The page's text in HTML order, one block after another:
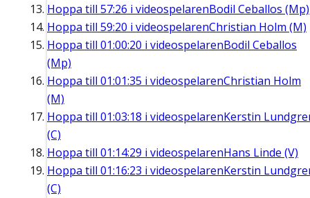
Hoppa till 57:26 i videospelarenBodil Ceballos (Mp)
Hoppa till 59:20 i videospelarenChristian Holm (M)
Hoppa till 01:00:20 i videospelarenBodil Ceballos
(Mp)
Hoppa till 01:01:35 i videospelarenChristian Holm
(M)
Hoppa till 01:03:18 i videospelarenKerstin
(C)
Hoppa till 01:14:29 i videospelarenHans Linde (V)
Hoppa till 01:16:23 i videospelarenKerstin
(C)